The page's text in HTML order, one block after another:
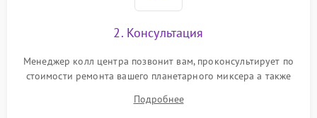
Поломка системы защиты
1000 ₽
2. Консультация
Менеджер колл центра позвонит вам, проконсультирует по
стоимости ремонта вашего планетарного миксера а также
Подробнее